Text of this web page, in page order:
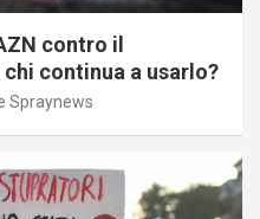
contro il
continua a usarlo?
Spraynews